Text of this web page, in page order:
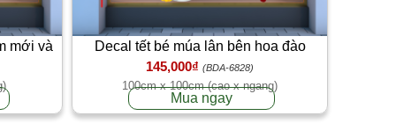
mới và
Decal tết bé múa lân bên hoa đào
145,000₫ (BDA-6828)
100cm x 100cm (cao x ngang)
Mua ngay